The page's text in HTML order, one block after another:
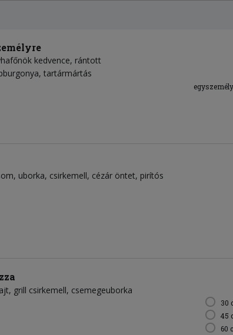
kedvence, rántott
tartármártás
uborka csirkemell cézár öntet pirítós
grill csirkemell csemegeuborka
30
45
60